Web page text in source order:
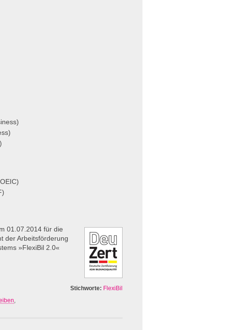
01.07.2014 für die
der Arbeitsförderung
»FlexiBil 2.0«
Stichworte: FlexiBil